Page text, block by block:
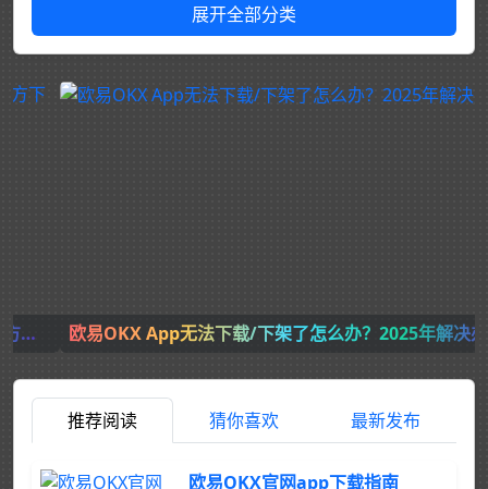
展开全部分类
欧易OKX App无法下载/下架了怎么办？2025年解决办法
推荐阅读 猜你喜欢 最新发布
欧易OKX官网app下载指南